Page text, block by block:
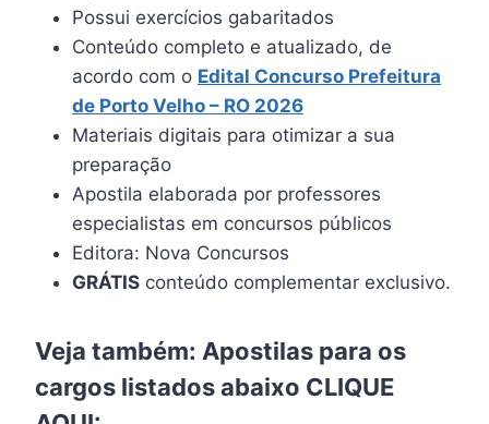
Possui exercícios gabaritados
Conteúdo completo e atualizado, de
acordo com o Edital Concurso Prefeitura
de Porto Velho – RO 2026
Materiais digitais para otimizar a sua
preparação
Apostila elaborada por professores
especialistas em concursos públicos
Editora: Nova Concursos
GRÁTIS conteúdo complementar exclusivo.
Veja também: Apostilas para os
cargos listados abaixo CLIQUE